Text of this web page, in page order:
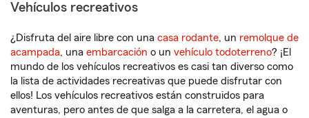
Vehículos recreativos
¿Disfruta del aire libre con una casa rodante, un remolque de
acampada, una embarcación o un vehículo todoterreno? ¡El
mundo de los vehículos recreativos es casi tan diverso como
la lista de actividades recreativas que puede disfrutar con
ellos! Los vehículos recreativos están construidos para
aventuras, pero antes de que salga a la carretera, el agua o